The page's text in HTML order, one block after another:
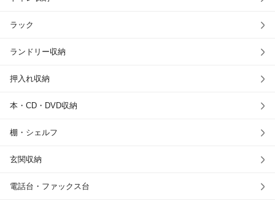
ラック
ランドリー収納
押入れ収納
本・CD・DVD収納
棚・シェルフ
玄関収納
電話台・ファックス台